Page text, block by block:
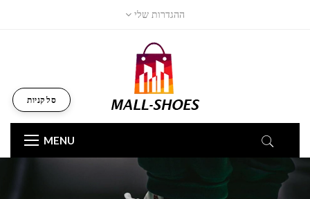
ההגדרות שלי
MENU
סל קניות